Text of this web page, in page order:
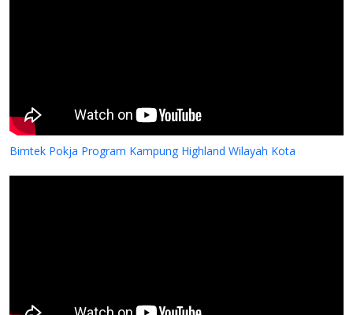
Bimtek Pokja Program Kampung Highland Wilayah Kota